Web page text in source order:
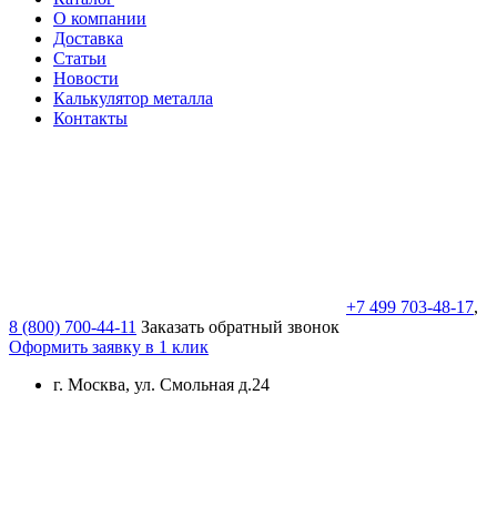
О компании
Доставка
Статьи
Новости
Калькулятор металла
Контакты
+7 499 703-48-17,
8 (800) 700-44-11 Заказать обратный звонок
Оформить заявку в 1 клик
г. Москва, ул. Смольная д.24